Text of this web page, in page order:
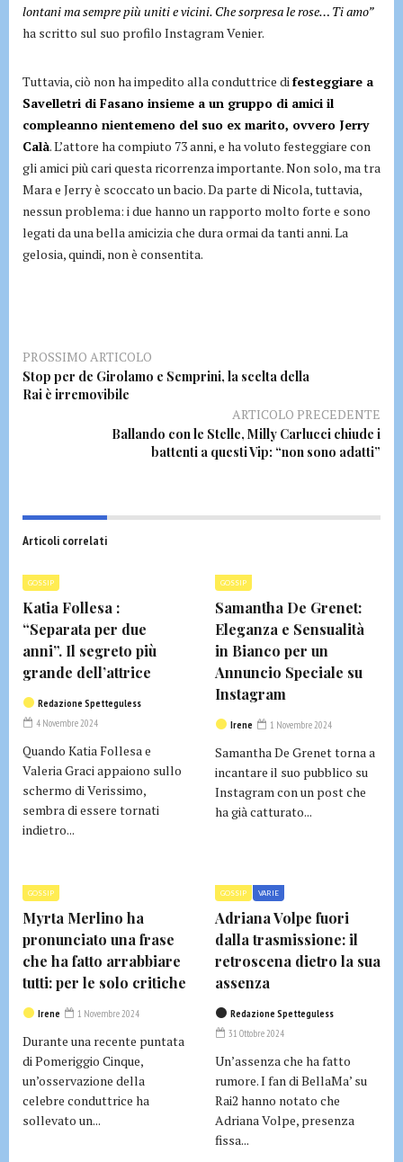
lontani ma sempre più uniti e vicini. Che sorpresa le rose… Ti amo”
ha scritto sul suo profilo Instagram Venier.
Tuttavia, ciò non ha impedito alla conduttrice difesteggiare a
Savelletri di Fasano insieme a un gruppo di amici il
compleanno nientemeno del suo ex marito, ovvero Jerry
Calà. L’attore ha compiuto 73 anni, e ha voluto festeggiare con
gli amici più cari questa ricorrenza importante. Non solo, ma tra
Mara e Jerry è scoccato un bacio. Da parte di Nicola, tuttavia,
nessun problema: i due hanno un rapporto molto forte e sono
legati da una bella amicizia che dura ormai da tanti anni. La
gelosia, quindi, non è consentita.
PROSSIMO ARTICOLO
Stop per de Girolamo e Semprini, la scelta della
Rai è irremovibile
ARTICOLO PRECEDENTE
Ballando con le Stelle, Milly Carlucci chiude i
battenti a questi Vip: “non sono adatti”
Articoli correlati
GOSSIP
Katia Follesa :
“Separata per due
anni”. Il segreto più
grande dell’attrice
Redazione Spetteguless
4 Novembre 2024
Quando Katia Follesa e
Valeria Graci appaiono sullo
schermo di Verissimo,
sembra di essere tornati
indietro...
GOSSIP
Samantha De Grenet:
Eleganza e Sensualità
in Bianco per un
Annuncio Speciale su
Instagram
Irene 1 Novembre 2024
Samantha De Grenet torna a
incantare il suo pubblico su
Instagram con un post che
ha già catturato...
GOSSIP
Myrta Merlino ha
pronunciato una frase
che ha fatto arrabbiare
tutti: per le solo critiche
Irene 1 Novembre 2024
Durante una recente puntata
di Pomeriggio Cinque,
un’osservazione della
celebre conduttrice ha
sollevato un...
GOSSIP VARIE
Adriana Volpe fuori
dalla trasmissione: il
retroscena dietro la sua
assenza
Redazione Spetteguless
31 Ottobre 2024
Un’assenza che ha fatto
rumore. I fan di BellaMa’ su
Rai2 hanno notato che
Adriana Volpe, presenza
fissa...